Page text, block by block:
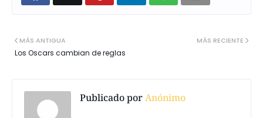
MÁS RECIENTE
MÁS ANTIGUA
Los Oscars cambian de reglas
Publicado porAnónimo